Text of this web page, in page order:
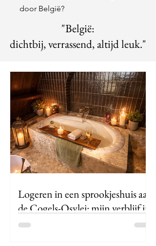
door België?
"België:
dichtbij, verrassend, altijd leuk."
Logeren in een sprookjeshuis aan
de Cogels-Osylei: mijn verblijf in
Antwerpen